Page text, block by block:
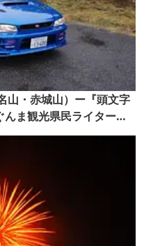
山・赤城山）ー『頭文字
ま観光県民ライター